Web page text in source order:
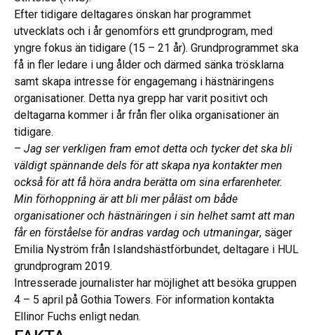
Efter tidigare deltagares önskan har programmet
utvecklats och i år genomförs ett grundprogram, med
yngre fokus än tidigare (15 – 21 år). Grundprogrammet ska
få in fler ledare i ung ålder och därmed sänka trösklarna
samt skapa intresse för engagemang i hästnäringens
organisationer. Detta nya grepp har varit positivt och
deltagarna kommer i år från fler olika organisationer än
tidigare.
– Jag ser verkligen fram emot detta och tycker det ska bli
väldigt spännande dels för att skapa nya kontakter men
också för att få höra andra berätta om sina erfarenheter.
Min förhoppning är att bli mer påläst om både
organisationer och hästnäringen i sin helhet samt att man
får en förståelse för andras vardag och utmaningar, säger
Emilia Nyström från Islandshästförbundet, deltagare i HUL
grundprogram 2019.
Intresserade journalister har möjlighet att besöka gruppen
4 – 5 april på Gothia Towers. För information kontakta
Ellinor Fuchs enligt nedan.